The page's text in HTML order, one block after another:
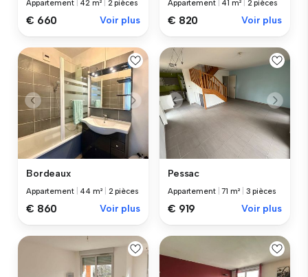
Appartement 42 m² 2 pièces
€ 660 Voir plus
Appartement 41 m² 2 pièces
€ 820 Voir plus
Bordeaux
Appartement 44 m² 2 pièces
€ 860 Voir plus
Pessac
Appartement |71 m² 3 pièces
€ 919 Voir plus